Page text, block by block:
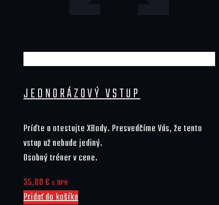
JEDNORÁZOVÝ VSTUP
Príďte a otestujte XBody. Presvedčíme Vás, že tento
vstup už nebude jediný.
Osobný tréner v cene.
35,00 € s DPH
Pridať do košíka